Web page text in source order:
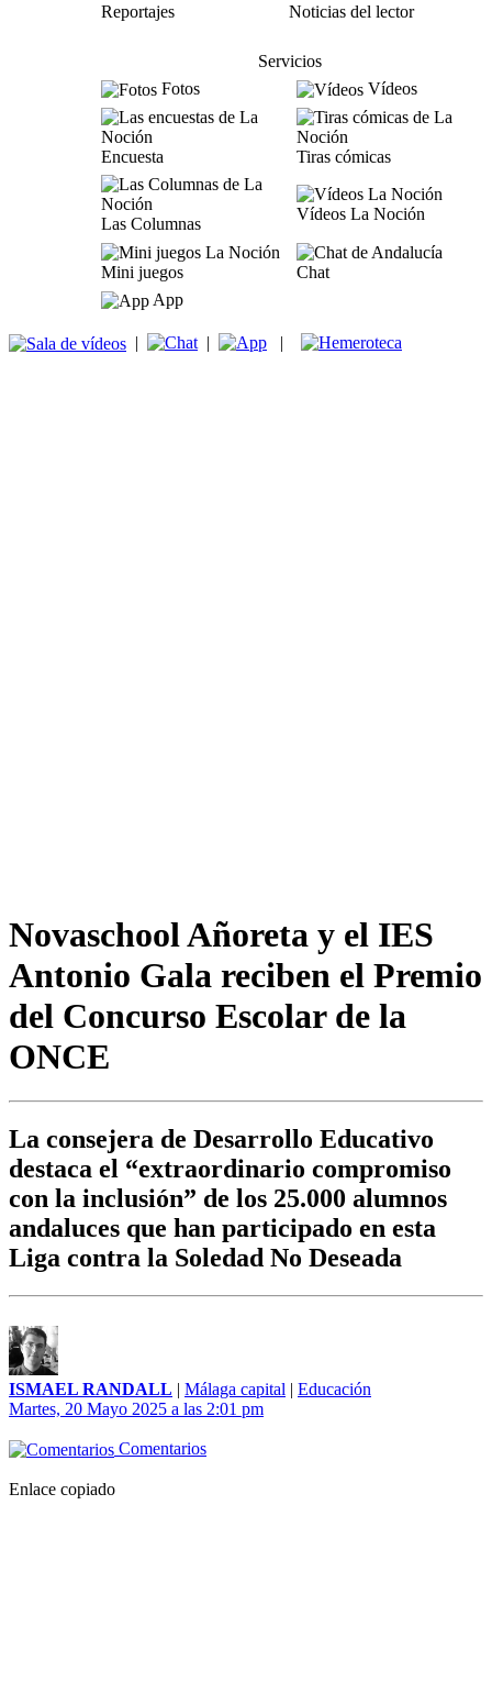
Reportajes
Noticias del lector
Servicios
Fotos
Vídeos
Encuesta Tiras cómicas
Las Columnas
Vídeos La Noción
Mini juegos
Chat
App
| | |
Novaschool Añoreta y el IES
Antonio Gala reciben el Premio
del Concurso Escolar de la
ONCE
La consejera de Desarrollo Educativo
destaca el “extraordinario compromiso
con la inclusión” de los 25.000 alumnos
andaluces que han participado en esta
Liga contra la Soledad No Deseada
ISMAEL RANDALL | Málaga capital | Educación
Martes, 20 Mayo 2025 a las 2:01 pm
Comentarios
Enlace copiado